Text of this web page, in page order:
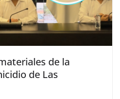
de la
de Las